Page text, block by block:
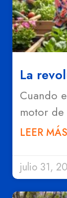
La
Cuando
motor
LEER
julio 31,